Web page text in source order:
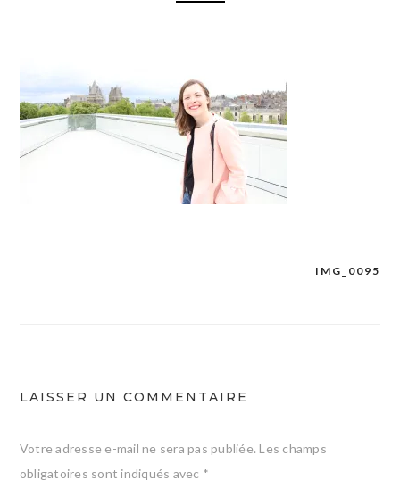
IMG_0095
LAISSER UN COMMENTAIRE
Votre adresse e-mail ne sera pas publiée. Les champs
obligatoires sont indiqués avec *